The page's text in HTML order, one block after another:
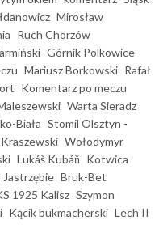
Mirosław
Ruch Chorzów
Górnik Polkowice
Mariusz Borkowski Rafał
Komentarz po meczu
Warta Sieradz
Biała Stomil Olsztyn -
Wołodymyr
Lukáš Kubáň Kotwica
Jastrzębie Bruk-Bet
1925 Kalisz Szymon
Kącik bukmacherski Lech II